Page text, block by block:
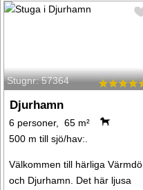
Stugnr: 57364
Djurhamn
6 personer, 65 m²
500 m till sjö/hav:.
Välkommen till härliga Värmdö
och Djurhamn. Det här ljusa